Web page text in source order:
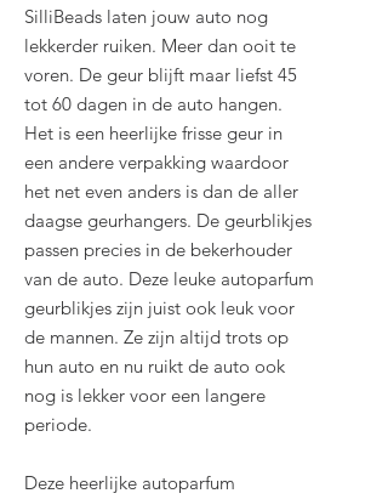
SilliBeads laten jouw auto nog
lekkerder ruiken. Meer dan ooit te
voren. De geur blijft maar liefst 45
tot 60 dagen in de auto hangen.
Het is een heerlijke frisse geur in
een andere verpakking waardoor
het net even anders is dan de aller
daagse geurhangers. De geurblikjes
passen precies in de bekerhouder
van de auto. Deze leuke autoparfum
geurblikjes zijn juist ook leuk voor
de mannen. Ze zijn altijd trots op
hun auto en nu ruikt de auto ook
nog is lekker voor een langere
periode.
Deze heerlijke autoparfum